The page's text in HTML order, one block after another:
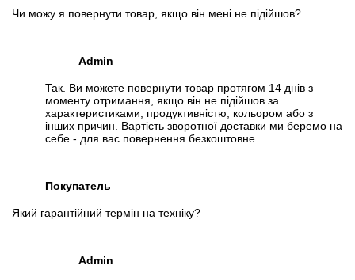
Чи можу я повернути товар, якщо він мені не підійшов?
Admin
Так. Ви можете повернути товар протягом 14 днів з
моменту отримання, якщо він не підійшов за
характеристиками, продуктивністю, кольором або з
інших причин. Вартість зворотної доставки ми беремо на
себе - для вас повернення безкоштовне.
Покупатель
Який гарантійний термін на техніку?
Admin